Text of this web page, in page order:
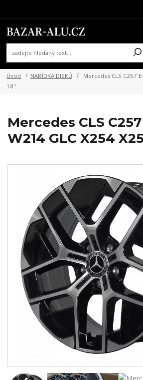
Úvod NABÍDKA DISKŮ
Mercedes CLS C257
18"
Mercedes CLS
W214 GLC X254